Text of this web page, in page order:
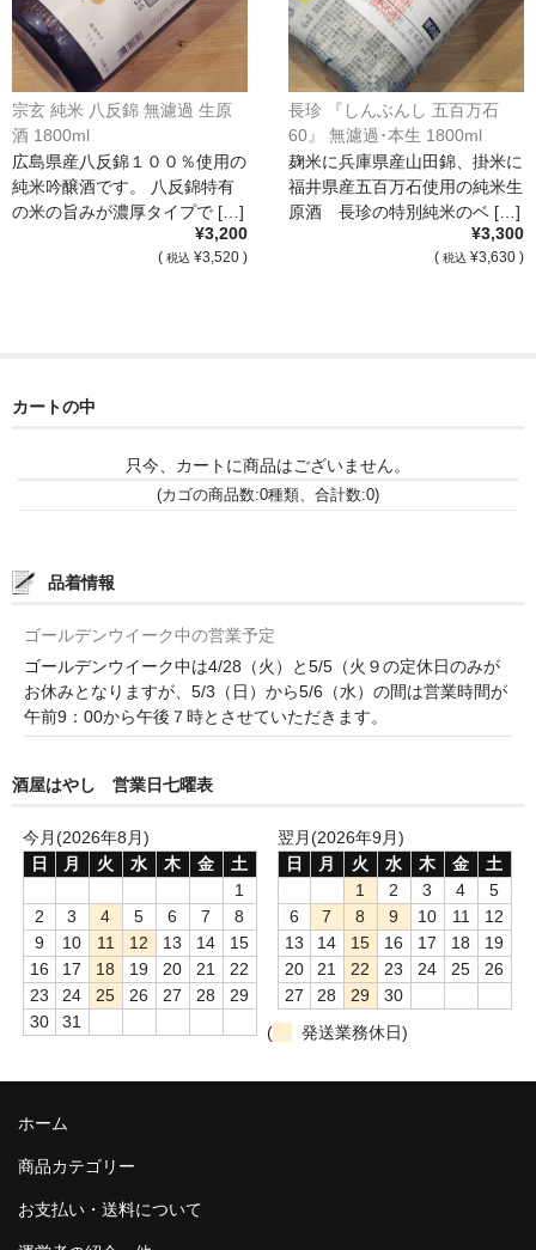
Roblet Monnot（ﾛﾌﾞﾚ･ﾓﾉ）
France Cotes du Rhone /ﾌﾗﾝｽ･ｺｰﾄ･ﾃﾞｭ･ﾛｰﾇ
Les Vignerons d’Estezargues（ｴｽﾃｻﾞﾙｸﾞ協同組合）
Les Champs Libres（ﾚ･ｼｬﾝ･ﾘｰﾌﾞﾙ）
France Languedoc Roussillon / ﾗﾝｸﾞ･ﾄﾞｯｸ･ﾙｰｼｮﾝ
Castelmaure（ｶｽtｨﾓｰﾙ協同組合）
Domaine des Bois Lucas（ﾄﾞﾒｰﾇ･ﾃﾞ･ﾎﾞｱ･ﾙｶ）
Italia/ｲｱﾀﾘｱ
Broc Cellars（ﾌﾞﾛｯｸ・ｾﾗｰｽﾞ）
和-リキュール
キッコウトミ
南蔵商店
宗玄 純米 八反錦 無濾過 生原
酒 1800ml
広島県産八反錦１００％使用の
純米吟醸酒です。 八反錦特有
の米の旨みが濃厚タイプで […]
¥3,200
( 税込 ¥3,520 )
長珍 『しんぶんし 五百万石
60』 無濾過･本生 1800ml
麹米に兵庫県産山田錦、掛米に
福井県産五百万石使用の純米生
原酒 長珍の特別純米のベ […]
¥3,300
( 税込 ¥3,630 )
カートの中
只今、カートに商品はございません。
(カゴの商品数:0種類、合計数:0)
品着情報
ゴールデンウイーク中の営業予定
ゴールデンウイーク中は4/28（火）と5/5（火９の定休日のみが
お休みとなりますが、5/3（日）から5/6（水）の間は営業時間が
午前9：00から午後７時とさせていただきます。
酒屋はやし 営業日七曜表
今月(2026年8月)
日
月 火 水 木 金
土
1
2
3 4 5 6 7
8
9
10 11 12 13 14
15
16
17 18 19 20 21
22
23
24 25 26 27 28
29
30
31
翌月(2026年9月)
日
月 火 水 木 金
土
1
2 3 4
5
6
7 8 9 10 11
12
13
14 15 16 17 18
19
20
21 22 23 24 25
26
27
28 29
30
(
発送業務休日)
ホーム
商品カテゴリー
お支払い・送料について